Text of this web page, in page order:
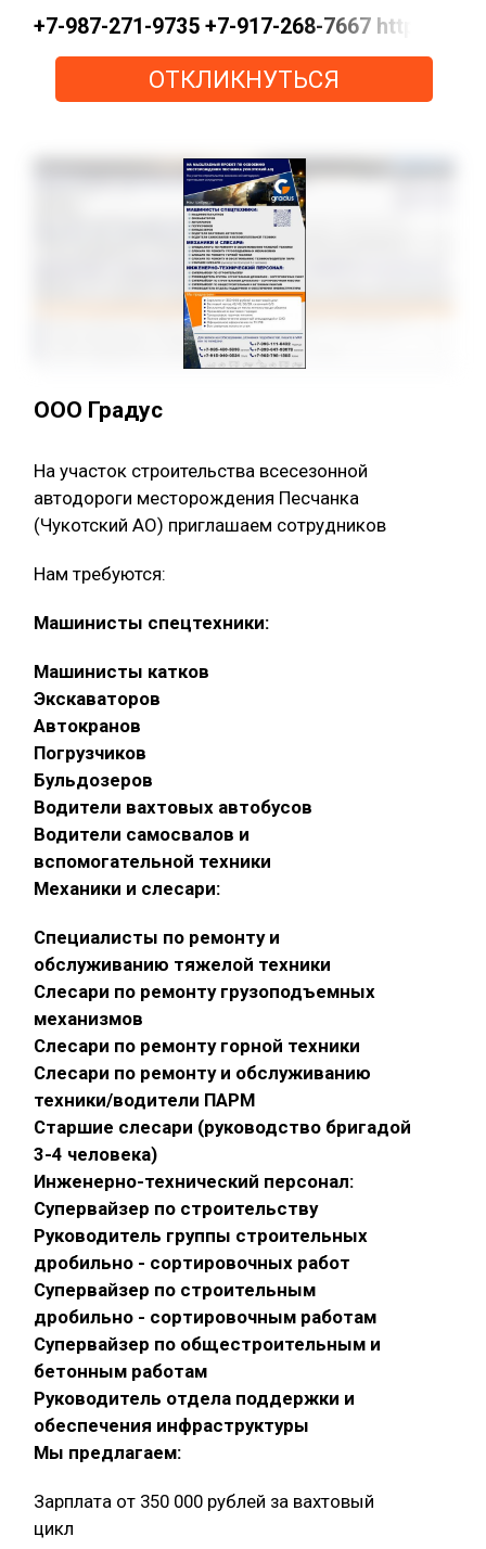
+7-987-271-9735 +7-917-268-7667 https://
ОТКЛИКНУТЬСЯ
ООО Градус
На участок строительства всесезонной
автодороги месторождения Песчанка
(Чукотский АО) приглашаем сотрудников
Нам требуются:
Машинисты спецтехники:
Машинисты катков
Экскаваторов
Автокранов
Погрузчиков
Бульдозеров
Водители вахтовых автобусов
Водители самосвалов и
вспомогательной техники
Механики и слесари:
Специалисты по ремонту и
обслуживанию тяжелой техники
Слесари по ремонту грузоподъемных
механизмов
Слесари по ремонту горной техники
Слесари по ремонту и обслуживанию
техники/водители ПАРМ
Старшие слесари (руководство бригадой
3-4 человека)
Инженерно-технический персонал:
Супервайзер по строительству
Руководитель группы строительных
дробильно - сортировочных работ
Супервайзер по строительным
дробильно - сортировочным работам
Супервайзер по общестроительным и
бетонным работам
Руководитель отдела поддержки и
обеспечения инфраструктуры
Мы предлагаем:
Зарплата от 350 000 рублей за вахтовый
цикл